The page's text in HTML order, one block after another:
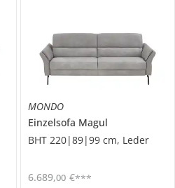
MONDO
Einzelsofa Magul
BHT 220|89|99 cm, Leder
6.689,00 €***